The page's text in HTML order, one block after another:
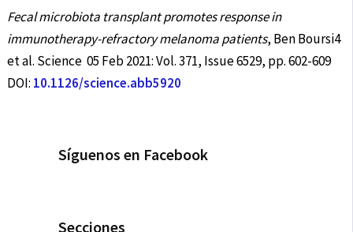
Fecal microbiota transplant promotes response in
immunotherapy-refractory melanoma patients, Ben Boursi4
et al. Science 05 Feb 2021: Vol. 371, Issue 6529, pp. 602-609
DOI: 10.1126/science.abb5920
Síguenos en Facebook
Secciones